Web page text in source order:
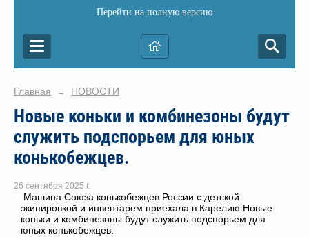
Перейти на полную версию
Главная → НОВОСТИ
Новые коньки и комбинезоны будут
служить подспорьем для юных
конькобежцев.
26 сентября 2025 г.
Машина Союза конькобежцев России с детской
экипировкой и инвентарем приехала в Карелию.Новые
коньки и комбинезоны будут служить подспорьем для
юных конькобежцев.